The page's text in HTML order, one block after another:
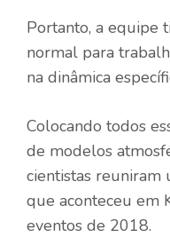
Portanto, a equipe
normal para
na dinâmica
Colocando todos
de modelos
cientistas reuniram
que aconteceu em
eventos de 2018.